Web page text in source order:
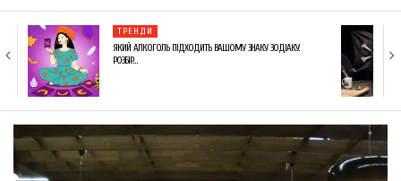
ФРАНЧАЙЗИНГ
КНИГИ
ТРЕНДИ
ЯКИЙ АЛКОГОЛЬ ПІДХОДИТЬ ВАШОМУ ЗНАКУ ЗОДІАКУ:
РОЗБІР…